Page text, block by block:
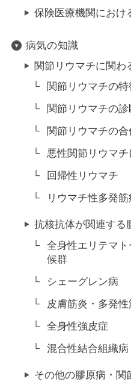
保険医療機関におけ
病気の知識
関節リウマチに関わ
関節リウマチの
関節リウマチの
関節リウマチの
悪性関節リウマ
回帰性リウマチ
リウマチ性多発筋
抗核抗体が関連する
全身性エリテマ
候群
シェーグレン病
皮膚筋炎・多発性
全身性強皮症
混合性結合組織病
その他の膠原病・関